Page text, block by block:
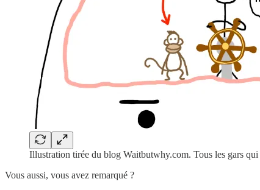
Illustration tirée du blog Waitbutwhy.com. Tous les gars
Vous aussi, vous avez remarqué ?